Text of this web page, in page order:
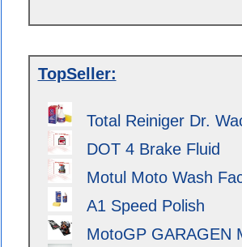
TopSeller:
Total Reiniger Dr.
DOT 4 Brake Fluid
Motul Moto Wash
A1 Speed Polish
MotoGP GARAGEN